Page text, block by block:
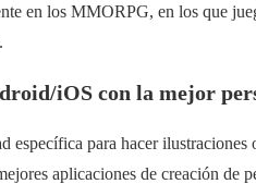
en los MMORPG, en los que
iOS con la mejor
específica para hacer
aplicaciones de creación de